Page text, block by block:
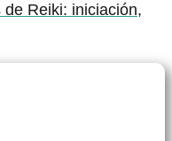
Reiki: iniciación,